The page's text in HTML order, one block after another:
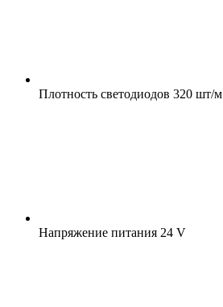
Плотность светодиодов 320 шт/м
Напряжение питания 24 V